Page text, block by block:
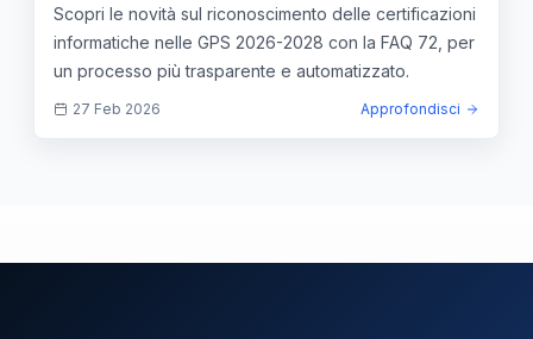
Scopri le novità sul riconoscimento delle certificazioni
informatiche nelle GPS 2026-2028 con la FAQ 72, per
un processo più trasparente e automatizzato.
27 Feb 2026 Approfondisci